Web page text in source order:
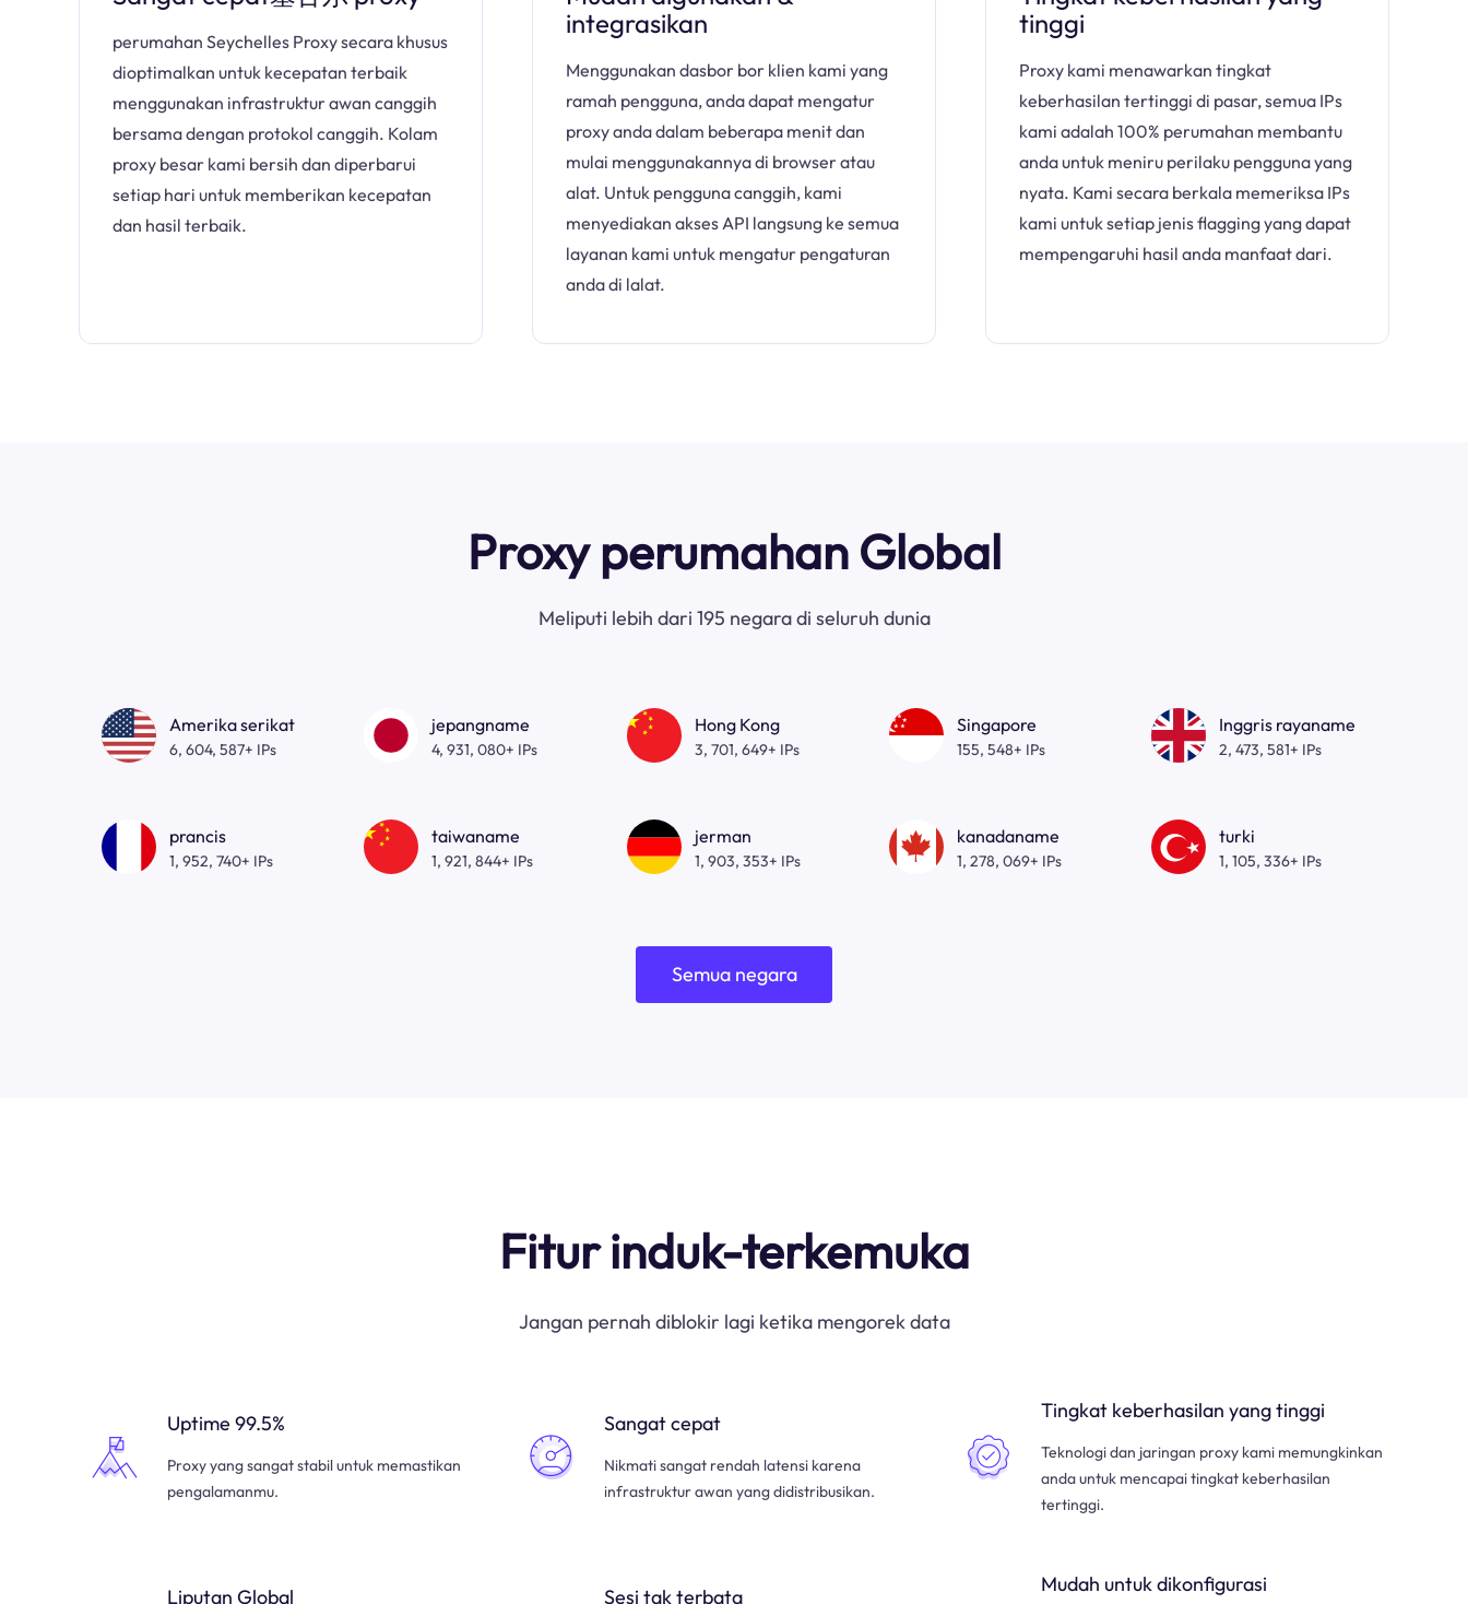
perumahan Seychelles Proxy secara khusus
dioptimalkan untuk kecepatan terbaik
menggunakan infrastruktur awan canggih
bersama dengan protokol canggih. Kolam
proxy besar kami bersih dan diperbarui
setiap hari untuk memberikan kecepatan
dan hasil terbaik.
integrasikan
Menggunakan dasbor bor klien kami yang
ramah pengguna, anda dapat mengatur
proxy anda dalam beberapa menit dan
mulai menggunakannya di browser atau
alat. Untuk pengguna canggih, kami
menyediakan akses API langsung ke semua
layanan kami untuk mengatur pengaturan
anda di lalat.
tinggi
Proxy kami menawarkan tingkat
keberhasilan tertinggi di pasar, semua IPs
kami adalah 100% perumahan membantu
anda untuk meniru perilaku pengguna yang
nyata. Kami secara berkala memeriksa IPs
kami untuk setiap jenis flagging yang dapat
mempengaruhi hasil anda manfaat dari.
Proxy perumahan Global
Meliputi lebih dari 195 negara di seluruh dunia
Amerika serikat
6, 604, 587+ IPs
jepangname
4, 931, 080+ IPs
Hong Kong
3, 701, 649+ IPs
Singapore
155, 548+ IPs
Inggris rayaname
2, 473, 581+ IPs
prancis
1, 952, 740+ IPs
taiwaname
1, 921, 844+ IPs
jerman
1, 903, 353+ IPs
kanadaname
1, 278, 069+ IPs
turki
1, 105, 336+ IPs
Semua negara
Fitur induk-terkemuka
Jangan pernah diblokir lagi ketika mengorek data
Uptime 99.5%
Proxy yang sangat stabil untuk memastikan
pengalamanmu.
Sangat cepat
Nikmati sangat rendah latensi karena
infrastruktur awan yang didistribusikan.
Tingkat keberhasilan yang tinggi
Teknologi dan jaringan proxy kami memungkinkan
anda untuk mencapai tingkat keberhasilan
tertinggi.
Liputan Global Sesi tak terbata
Mudah untuk dikonfigurasi